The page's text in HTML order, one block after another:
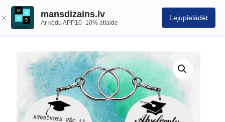
mansdizains.lv
Ar kodu APP10 -10% atlaide
Lejupielādēt